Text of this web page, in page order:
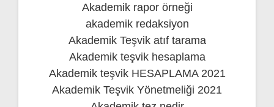
Akademik rapor örneği
akademik redaksiyon
Akademik Teşvik atıf tarama
Akademik teşvik hesaplama
Akademik teşvik HESAPLAMA 2021
Akademik Teşvik Yönetmeliği 2021